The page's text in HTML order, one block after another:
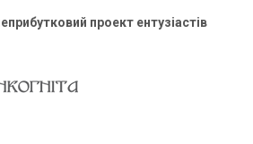
проект ентузіастів